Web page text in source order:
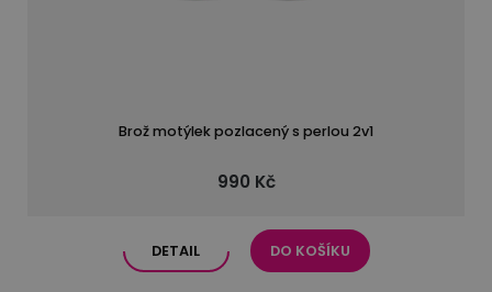
Brož motýlek pozlacený s perlou 2v1
990 Kč
DETAIL DO KOŠÍKU